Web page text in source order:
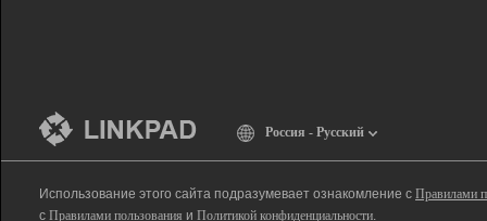
Россия - Русский
Использование этого сайта подразумевает ознакомление с Правилами
с Правилами пользования и Политикой конфиденциальности.